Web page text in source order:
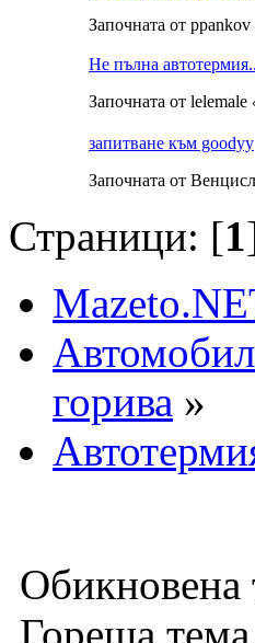
Започната от ppankov
Не пълна
Започната от lelemale
запитване към goodyy
Започната от
Страници: [1
горива »
Обикновена
Гореща